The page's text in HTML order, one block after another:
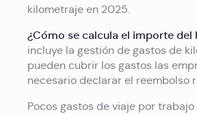
kilometraje en 2025.
¿Cómo se calcula el importe del
incluye la gestión de gastos de
pueden cubrir los gastos las
necesario declarar el reembolso
Pocos gastos de viaje por